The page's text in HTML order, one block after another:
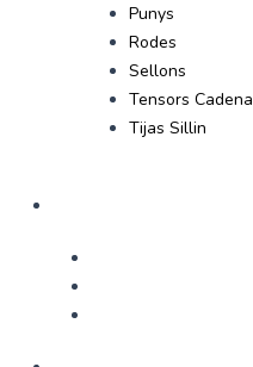
Punys
Rodes
Sellons
Tensors Cadena
Tijas Sillin